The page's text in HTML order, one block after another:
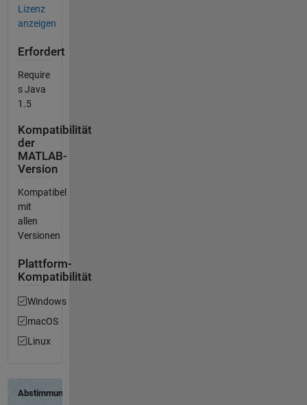
Lizenz
anzeigen
Erfordert
Require
s Java
1.5
Kompatibilität
der
MATLAB-
Version
Kompatibel
mit
allen
Versionen
Plattform-
Kompatibilität
Windows
macOS
Linux